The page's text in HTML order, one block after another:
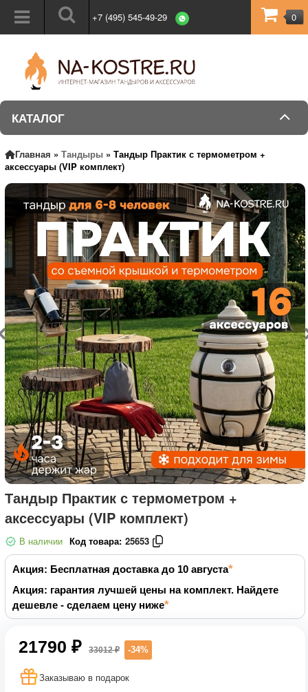
+7 (495) 545-49-29 0
КАТАЛОГ
Главная » Тандыры » Тандыр Практик с термометром +
аксессуары (VIP комплект)
Тандыр Практик с термометром +
аксессуары (VIP комплект)
В наличии Код товара: 25653
Акция: Бесплатная доставка до 10 августа
Акция: гарантия лучшей цены на комплект. Найдете
дешевле - сделаем цену ниже
21790 ₽ 33012 ₽ -34%
Заказываю в подарок